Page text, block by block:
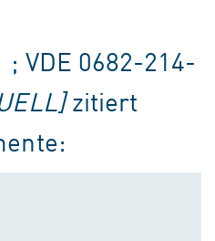
VDE 0682-214-
zitiert